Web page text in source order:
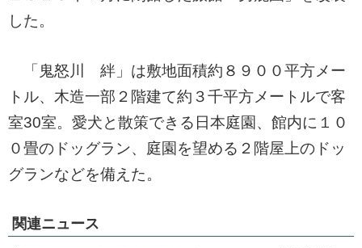
した。
「鬼怒川 絆」は敷地面積約８９００平方メー
トル、木造一部２階建て約３千平方メートルで客
室30室。愛犬と散策できる日本庭園、館内に１０
０畳のドッグラン、庭園を望める２階屋上のドッ
グランなどを備えた。
関連ニュース